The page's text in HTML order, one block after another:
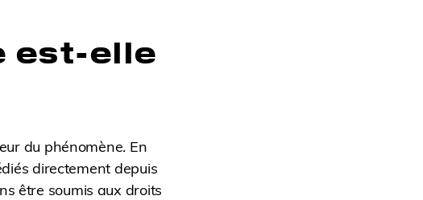
est-elle
du phénomène. En
directement depuis
être soumis aux droits